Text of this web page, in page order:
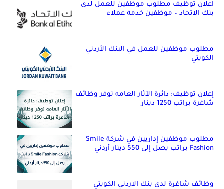
اعلان توظيف مطلوب موظفين للعمل لدى
بنك الاتحاد – موظفين خدمة عملاء
مطلوب موظفين للعمل في البنك الأردني
الكويتي
إعلان توظيف: دائرة الآثار العامه توفر وظائف
شاغرة براتب 1250 دينار
مطلوب موظفين إداريين في شركة Smile
Fashion براتب يصل إلى 550 دينار أردني
وظائف شاغرة لدى بنك الاردني الكويتي